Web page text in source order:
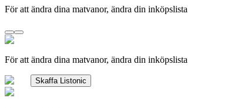
För att ändra dina matvanor, ändra din inköpslista
För att ändra dina matvanor, ändra din inköpslista
Skaffa Listonic